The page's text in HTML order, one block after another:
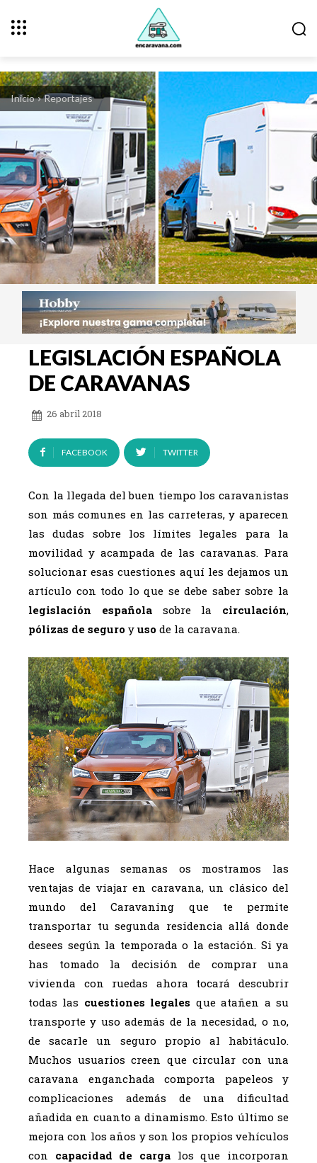
Inicio Reportajes
LEGISLACIÓN ESPAÑOLA
DE CARAVANAS
26 abril 2018
FACEBOOK TWITTER
Con la llegada del buen tiempo los caravanistas
son más comunes en las carreteras, y aparecen
las dudas sobre los límites legales para la
movilidad y acampada de las caravanas. Para
solucionar esas cuestiones aquí les dejamos un
artículo con todo lo que se debe saber sobre la
legislación españolasobre la circulación,
pólizas de seguro y uso de la caravana.
Hace algunas semanas os mostramos las
ventajas de viajar en caravana, un clásico del
mundo del Caravaning que te permite
transportar tu segunda residencia allá donde
desees según la temporada o la estación. Si ya
has tomado la decisión de comprar una
vivienda con ruedas ahora tocará descubrir
todas las cuestiones legales que atañen a su
transporte y uso además de la necesidad, o no,
de sacarle un seguro propio al habitáculo.
Muchos usuarios creen que circular con una
caravana enganchada comporta papeleos y
complicaciones además de una dificultad
añadida en cuanto a dinamismo. Esto último se
mejora con los años y son los propios vehículos
con capacidad de carga los que incorporan